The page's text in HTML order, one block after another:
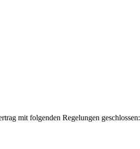
mit folgenden Regelungen geschlossen: